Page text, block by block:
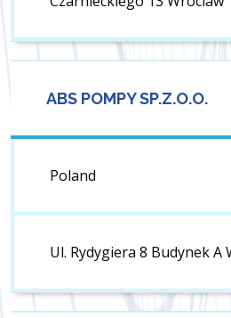
ABS POMPY SP.Z.O.O.
Poland
Ul. Rydygiera 8 Budynek A